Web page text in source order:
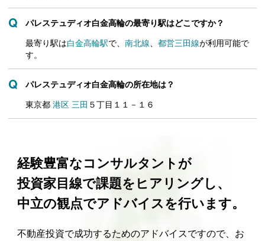
パレステュディオ白金高輪の最寄り駅はどこですか？
最寄り駅は白金高輪駅で、 南北線、 都営三田線が利用可能で
す。
パレステュディオ白金高輪の所在地は？
東京都 港区 三田 ５丁目１１－１６
経験豊富なコンサルタントが
投資家目線で課題をヒアリングし、
中立の観点でアドバイスを行います。
不動産投資で成功するためのアドバイスですので、お